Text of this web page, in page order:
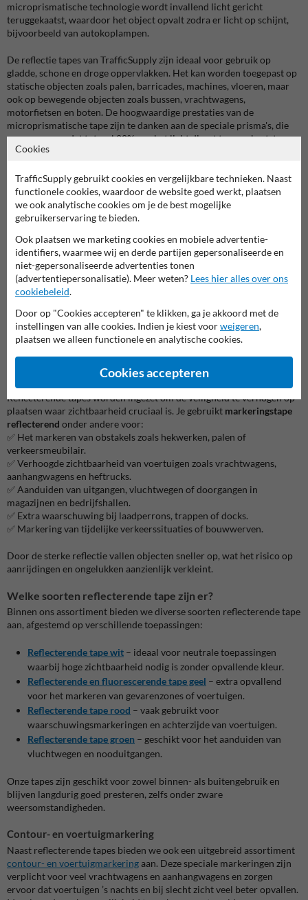
microprismatische technologie wordt invallend licht gericht
teruggekaatst, waardoor het object opvalt zodra er licht op schijnt,
bijvoorbeeld van autokoplampen.
De reflectie tapes van TrafficSupply zijn ideaal voor gebruik op
gladde, schone en droge oppervlakken. Het kan worden toegepast op
statische objecten zoals palen, barricades, machines, vloeren, maar
ook op bewegende objecten zoals bussen, vrachtwagens,
motorfietsen en boten. De hoogwaardige prestaties van de
microprismatische tape zijn te danken aan de speciale prisma's, die
ervoor zorgen dat tot wel 80% van het licht direct teruggekaatst
wordt naar de bron. Dit maakt het tot een zeer effectieve
Waarvoor gebruik je reflecterende markeringstape?
Reflecterende tapes worden ingezet om de veiligheid te verhogen op
plaatsen waar zichtbaarheid cruciaal is. Je gebruikt markeringstape
reflecterend onder andere voor:
✅ Het markeren van obstakels zoals hekwerken, palen of
verkeersmeubilair.
✅ Verhoogde zichtbaarheid van voertuigen zoals vrachtwagens,
aanhangwagens en heftrucks.
✅ Aanduiden van uitgangen, vluchtwegen of doorgangen in
magazijnen en bedrijfshallen.
✅ Extra waarschuwing bij laadperrons, trappen of docks.
✅ Markering van tijdelijke verkeerssituaties of bouwwerven.
Door de sterke reflectie vallen objecten sneller op, wat het risico op
aanrijdingen en ongelukken aanzienlijk verkleint.
Welke soorten reflecterende tape zijn er?
Binnen ons assortiment bieden we diverse soorten reflecterende tape
aan, afgestemd op verschillende toepassingen:
Reflecterende tape wit – ideaal voor neutrale toepassingen
waarbij hoge zichtbaarheid nodig is zonder opvallende kleur.
Reflecterende en fluorescerende tape geel – extra opvallend
voor het markeren van gevarenzones of voertuigen.
Reflecterende tape rood – vaak gebruikt voor
waarschuwingsmarkeringen en achterzijde van voertuigen.
Reflecterende tape groen – geschikt voor het aanduiden van
vluchtwegen en nooduitgangen.
Onze tapes zijn geschikt voor zowel binnen- als buitengebruik en
blijven langdurig goed presteren, zelfs onder zware
weersomstandigheden.
Contour- en voertuigmarkering
Naast reflecterende tapes bieden we ook een uitgebreid assortiment
contour- en voertuigmarkeringaan. Deze speciale markeringen zijn
verplicht voor veel vrachtwagens en aanhangwagens en zorgen
ervoor dat voertuigen ’s nachts en bij slecht zicht veel beter opvallen.
Cookies
TrafficSupply gebruikt cookies en vergelijkbare technieken. Naast
functionele cookies, waardoor de website goed werkt, plaatsen
we ook analytische cookies om je de best mogelijke
gebruikerservaring te bieden.
Ook plaatsen we marketing cookies en mobiele advertentie-
identifiers, waarmee wij en derde partijen gepersonaliseerde en
niet-gepersonaliseerde advertenties tonen
(advertentiepersonalisatie). Meer weten? Lees hier alles over ons
cookiebeleid.
Door op "Cookies accepteren" te klikken, ga je akkoord met de
instellingen van alle cookies. Indien je kiest voorweigeren,
plaatsen we alleen functionele en analytische cookies.
Cookies accepteren